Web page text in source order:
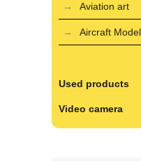
Aviation art
Aircraft
Used products
Video camera